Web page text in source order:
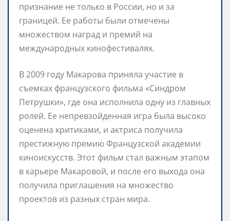
признание не только в России, но и за
границей. Ее работы были отмечены
множеством наград и премий на
международных кинофестивалях.
В 2009 году Макарова приняла участие в
съемках французского фильма «Синдром
Петрушки», где она исполнила одну из главных
ролей. Ее непревзойденная игра была высоко
оценена критиками, и актриса получила
престижную премию Французской академии
киноискусств. Этот фильм стал важным этапом
в карьере Макаровой, и после его выхода она
получила приглашения на множество
проектов из разных стран мира.